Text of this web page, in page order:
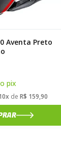
Aventa Preto
pix
de R$ 159,90